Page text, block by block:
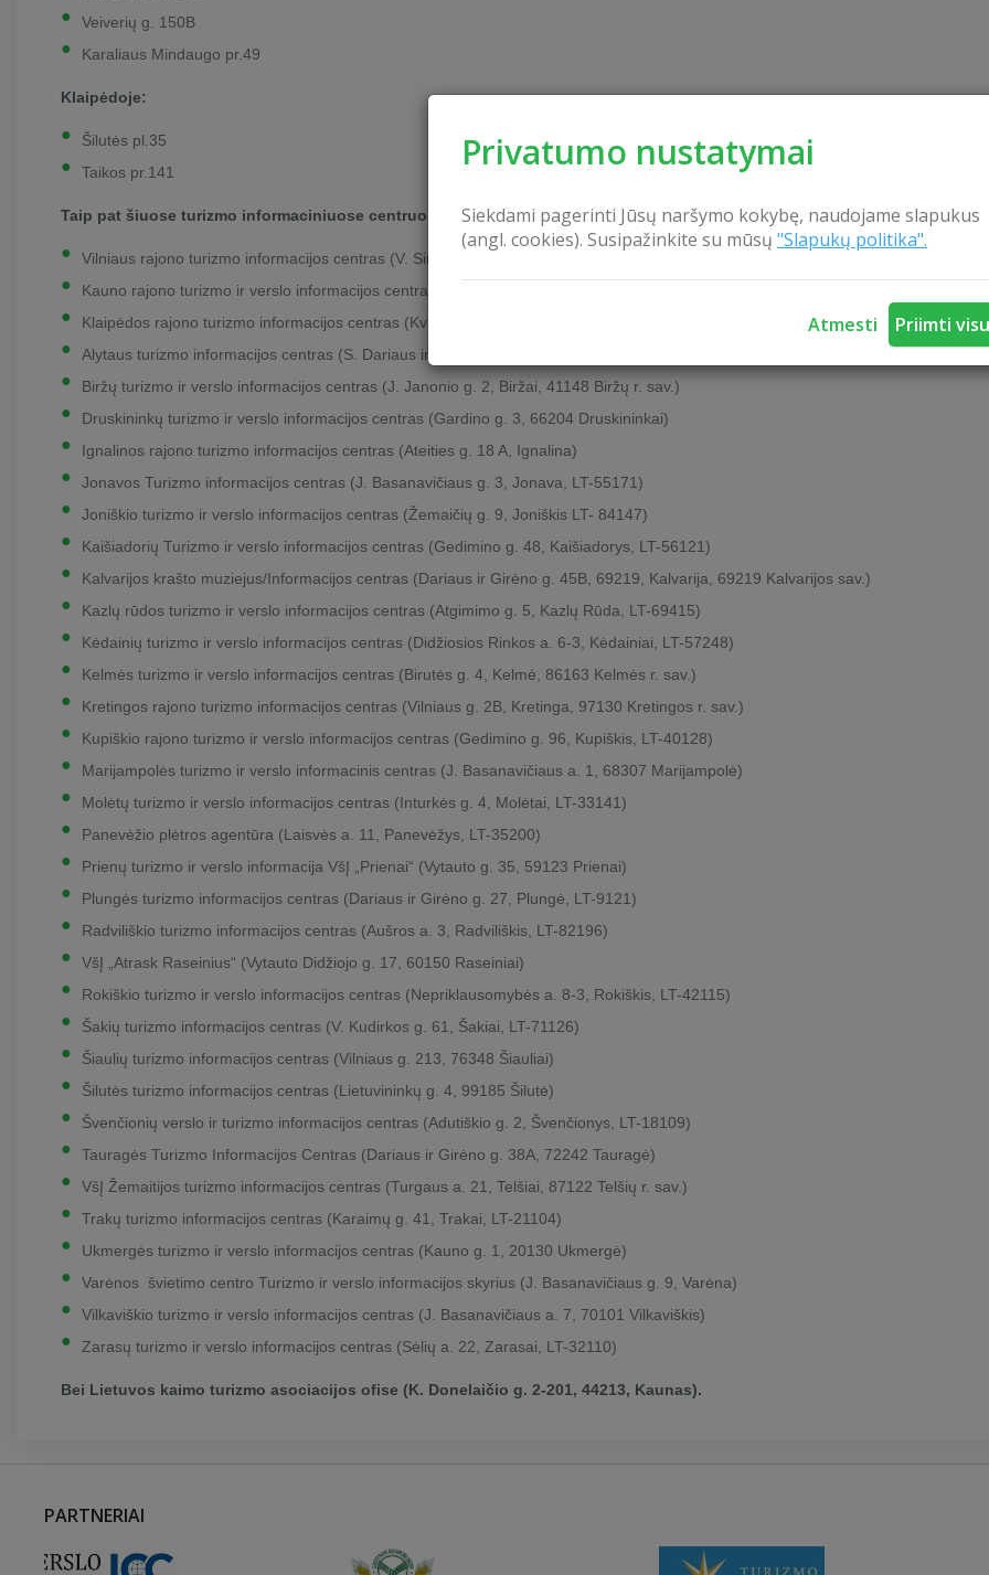
Privatumo nustatymai
Siekdami pagerinti Jūsų naršymo kokybę, naudojame slapukus
(angl. cookies). Susipažinkite su mūsų "Slapukų politika".
Atmesti Priimti
Veiverių g. 150B
Karaliaus Mindaugo pr.49
Klaipėdoje:
Šilutės pl.35
Taikos pr.141
Taip pat šiuose turizmo informaciniuose centruose:
Vilniaus rajono turizmo informacijos centras (V. Sirokomlės g. 5, Bareikiškių k., Vilniaus r., LT-13176)
Kauno rajono turizmo ir verslo informacijos centras (Pilies takas 1, Raudondvaris, Kaunas)
Klaipėdos rajono turizmo informacijos centras (Kvietinių g. 5, Gargždai, LT-96122)
Alytaus turizmo informacijos centras (S. Dariaus ir S. Girėno g. 1-33, Alytus, 62137 Alytaus m. sav.)
Biržų turizmo ir verslo informacijos centras (J. Janonio g. 2, Biržai, 41148 Biržų r. sav.)
Druskininkų turizmo ir verslo informacijos centras (Gardino g. 3, 66204 Druskininkai)
Ignalinos rajono turizmo informacijos centras (Ateities g. 18 A, Ignalina)
Jonavos Turizmo informacijos centras (J. Basanavičiaus g. 3, Jonava, LT-55171)
Joniškio turizmo ir verslo informacijos centras (Žemaičių g. 9, Joniškis LT- 84147)
Kaišiadorių Turizmo ir verslo informacijos centras (Gedimino g. 48, Kaišiadorys, LT-56121)
Kalvarijos krašto muziejus/Informacijos centras (Dariaus ir Girėno g. 45B, 69219, Kalvarija, 69219 Kalvarijos sav.)
Kazlų rūdos turizmo ir verslo informacijos centras (Atgimimo g. 5, Kazlų Rūda, LT-69415)
Kėdainių turizmo ir verslo informacijos centras (Didžiosios Rinkos a. 6-3, Kėdainiai, LT-57248)
Kelmės turizmo ir verslo informacijos centras (Birutės g. 4, Kelmė, 86163 Kelmės r. sav.)
Kretingos rajono turizmo informacijos centras (Vilniaus g. 2B, Kretinga, 97130 Kretingos r. sav.)
Kupiškio rajono turizmo ir verslo informacijos centras (Gedimino g. 96, Kupiškis, LT-40128)
Marijampolės turizmo ir verslo informacinis centras (J. Basanavičiaus a. 1, 68307 Marijampolė)
Molėtų turizmo ir verslo informacijos centras (Inturkės g. 4, Molėtai, LT-33141)
Panevėžio plėtros agentūra (Laisvės a. 11, Panevėžys, LT-35200)
Prienų turizmo ir verslo informacija VšĮ „Prienai“ (Vytauto g. 35, 59123 Prienai)
Plungės turizmo informacijos centras (Dariaus ir Girėno g. 27, Plungė, LT-9121)
Radviliškio turizmo informacijos centras (Aušros a. 3, Radviliškis, LT-82196)
VšĮ „Atrask Raseinius“ (Vytauto Didžiojo g. 17, 60150 Raseiniai)
Rokiškio turizmo ir verslo informacijos centras (Nepriklausomybės a. 8-3, Rokiškis, LT-42115)
Šakių turizmo informacijos centras (V. Kudirkos g. 61, Šakiai, LT-71126)
Šiaulių turizmo informacijos centras (Vilniaus g. 213, 76348 Šiauliai)
Šilutės turizmo informacijos centras (Lietuvininkų g. 4, 99185 Šilutė)
Švenčionių verslo ir turizmo informacijos centras (Adutiškio g. 2, Švenčionys, LT-18109)
Tauragės Turizmo Informacijos Centras (Dariaus ir Girėno g. 38A, 72242 Tauragė)
VšĮ Žemaitijos turizmo informacijos centras (Turgaus a. 21, Telšiai, 87122 Telšių r. sav.)
Trakų turizmo informacijos centras (Karaimų g. 41, Trakai, LT-21104)
Ukmergės turizmo ir verslo informacijos centras (Kauno g. 1, 20130 Ukmergė)
Varėnos švietimo centro Turizmo ir verslo informacijos skyrius (J. Basanavičiaus g. 9, Varėna)
Vilkaviškio turizmo ir verslo informacijos centras (J. Basanavičiaus a. 7, 70101 Vilkaviškis)
Zarasų turizmo ir verslo informacijos centras (Sėlių a. 22, Zarasai, LT-32110)
Bei Lietuvos kaimo turizmo asociacijos ofise (K. Donelaičio g. 2-201, 44213, Kaunas).
PARTNERIAI